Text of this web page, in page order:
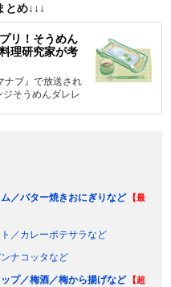
とめ↓↓↓
リ！そうめん
理研究家が考
ナブ』で放送され
そうめんダレレ
／バター焼きおにぎりなど
【最
／カレーポテサラなど
ナコッタなど
プ／梅酒／梅から揚げなど
【超